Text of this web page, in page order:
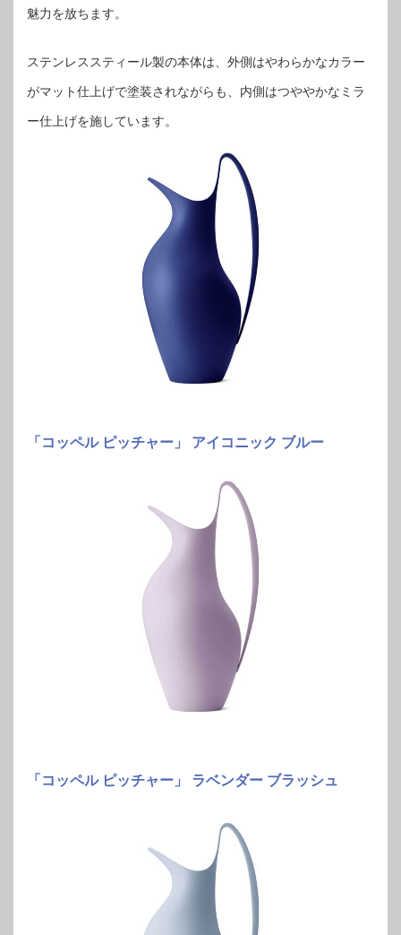
魅力を放ちます。
ステンレススティール製の本体は、外側はやわらかなカラー
がマット仕上げで塗装されながらも、内側はつややかなミラ
ー仕上げを施しています。
「コッペル ピッチャー」 アイコニック ブルー
「コッペル ピッチャー」 ラベンダー ブラッシュ